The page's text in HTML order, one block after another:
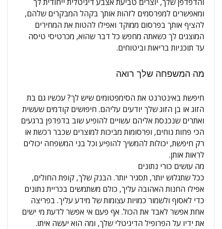
ומאפשרים למפרסמים לזהות אותך בקהל המבקרים שלהם,
להציף אותך בפרסום ממוקד ואפילו להטות את המחירים
המוצגים לך כשאתה מחפש כל דבר שהוא, מכרטיסי טיסה
עד תוכניות בריאות וביטוחים.
מה המשפחה שלך רואה
חיפשת באינטרנט את הסימפטומים שיש לך? עכשיו גם בת
הזוג או בן הזוג שלך יודעים עליהם. חיפושים קודמים שעשית
ואתרים שנכנסת אליהם עשויים להופיע שוב בדפדפן ברגעים
הכי פחות נוחים, ופרסומות מביכות למוצרים שכבר רכשת או
רק חיפשת, יכולות להמשיך להופיע וכל בני המשפחה יכולים
לראות אותן.
מה עושים כורי נתונים
ככל שתגלוש יותר, תסגיר יותר. הבנק שלך, קופת החולים,
אפילו החנות האהובה עליך, כולם משתמשים בכריית נתונים
כדי לאסוף ולשמור כמויות עצומות של מידע עליך. בפריצה
אחת אפשר לאבד את הכול. אף פעם אי אפשר לדעת מי ישים
את ידיו על הפרופיל הדיגיטלי שלך, ומה הוא יעשה איתו.